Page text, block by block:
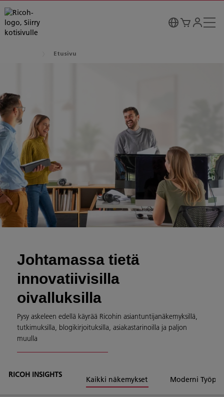
Etusivu
Johtamassa tietä
innovatiivisilla
oivalluksilla
Pysy askeleen edellä käyrää Ricohin asiantuntijanäkemyksillä,
tutkimuksilla, blogikirjoituksilla, asiakastarinoilla ja paljon
muulla
RICOH INSIGHTS
Kaikki näkemykset Moderni